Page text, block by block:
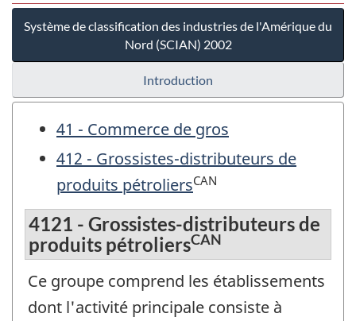
Système de classification des industries de l'Amérique du
Nord (SCIAN) 2002
Introduction
41 - Commerce de gros
412 - Grossistes-distributeurs de
produits pétroliersCAN
4121 - Grossistes-distributeurs de
produits pétroliersCAN
Ce groupe comprend les établissements
dont l'activité principale consiste à